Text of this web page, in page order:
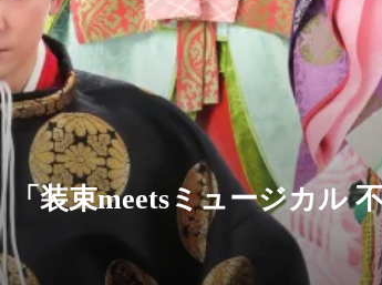
「装束meetsミュージカル